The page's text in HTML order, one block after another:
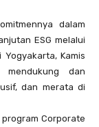
dalam
ESG melalui
Yogyakarta, Kamis
dan
dan merata di
Corporate